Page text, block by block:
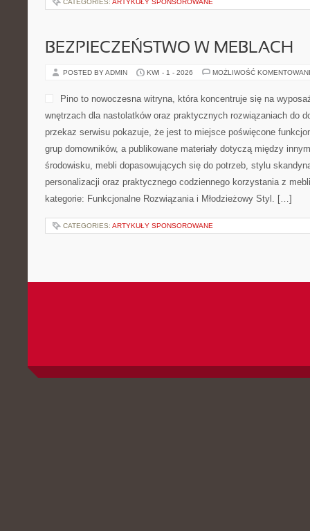
CATEGORIES: ARTYKUŁY SPONSOROWANE
BEZPIECZEŃSTWO W MEBLACH
POSTED BY ADMIN KWI - 1 - 2026 MOŻLIWOŚĆ
Pino to nowoczesna witryna, która koncentruje się na
wnętrzach dla nastolatków oraz praktycznych rozwiązaniach do
przekaz serwisu pokazuje, że jest to miejsce poświęcone
grup domowników, a publikowane materiały dotyczą między
środowisku, mebli dopasowujących się do potrzeb, stylu
personalizacji oraz praktycznego codziennego korzystania z
kategorie: Funkcjonalne Rozwiązania i Młodzieżowy Styl. […]
CATEGORIES: ARTYKUŁY SPONSOROWANE